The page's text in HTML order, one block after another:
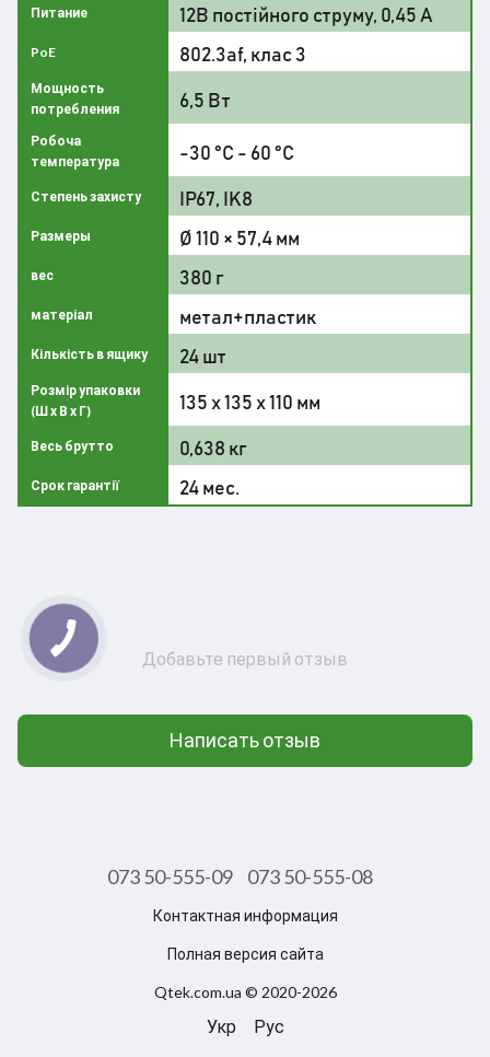
Питание 12В постійного струму, 0,45 А
PoE 802.3af, клас 3
Мощность
потребления
6,5 Вт
Робоча
температура
-30 °C - 60 °C
Степень захисту IP67, IK8
Размеры Ø 110 × 57,4 мм
вес 380 г
матеріал метал+пластик
Кількість в ящику 24 шт
Розмір упаковки
(Ш х В х Г)
135 х 135 х 110 мм
Весь брутто 0,638 кг
Срок гарантії 24 мес.
Добавьте первый отзыв
Написать отзыв
073 50-555-09 073 50-555-08
Контактная информация
Полная версия сайта
Qtek.com.ua © 2020-2026
Укр Рус